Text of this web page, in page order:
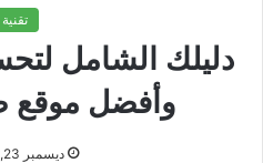
تقنية
دليلك الشامل
وأفضل موقع
ديسمبر 23, 2025